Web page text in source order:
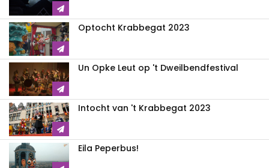
Optocht Krabbegat 2023
Un Opke Leut op 't Dweilbendfestival
Intocht van 't Krabbegat 2023
Eila Peperbus!